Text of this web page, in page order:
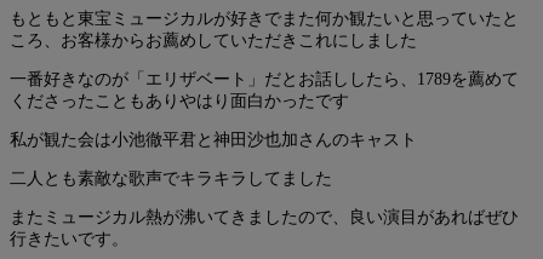
もともと東宝ミュージカルが好きでまた何か観たいと思っていたと
ころ、お客様からお薦めしていただきこれにしました
一番好きなのが「エリザベート」だとお話ししたら、1789を薦めて
くださったこともありやはり面白かったです
私が観た会は小池徹平君と神田沙也加さんのキャスト
二人とも素敵な歌声でキラキラしてました
またミュージカル熱が沸いてきましたので、良い演目があればぜひ
行きたいです。